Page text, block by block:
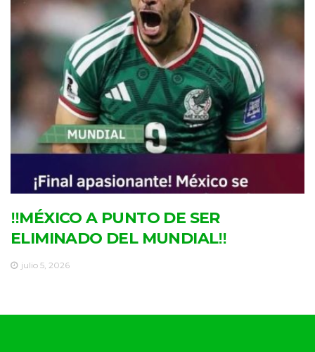
‼MÉXICO A PUNTO DE SER
ELIMINADO DEL MUNDIAL‼
julio 5, 2026